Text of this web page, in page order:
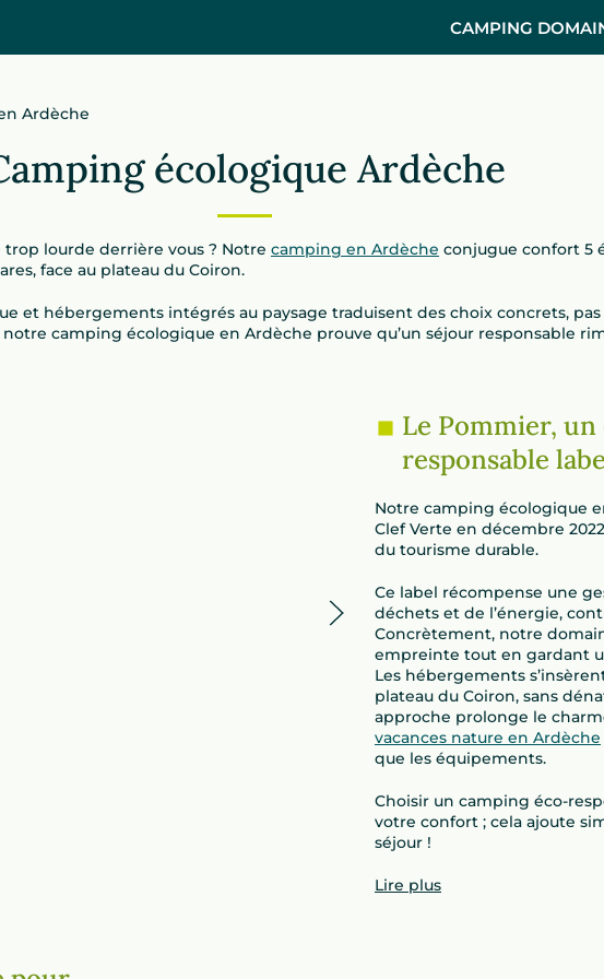
CAMPING
Ardèche
écologique Ardèche
lourde derrière vous ? Notre camping en Ardèche conjugue confort 5
face au plateau du Coiron.
et hébergements intégrés au paysage traduisent des choix concrets, pas
camping écologique en Ardèche prouve qu’un séjour responsable
Le Pommier,
responsable
Notre camping écologique
Clef Verte en décembre
du tourisme durable.
Ce label récompense une
déchets et de l’énergie,
Concrètement, notre
empreinte tout en gardant
Les hébergements
plateau du Coiron, sans
approche prolonge le
vacances nature en Ardèche
que les équipements.
Choisir un camping éco-
votre confort ; cela ajoute
séjour !
Lire plus